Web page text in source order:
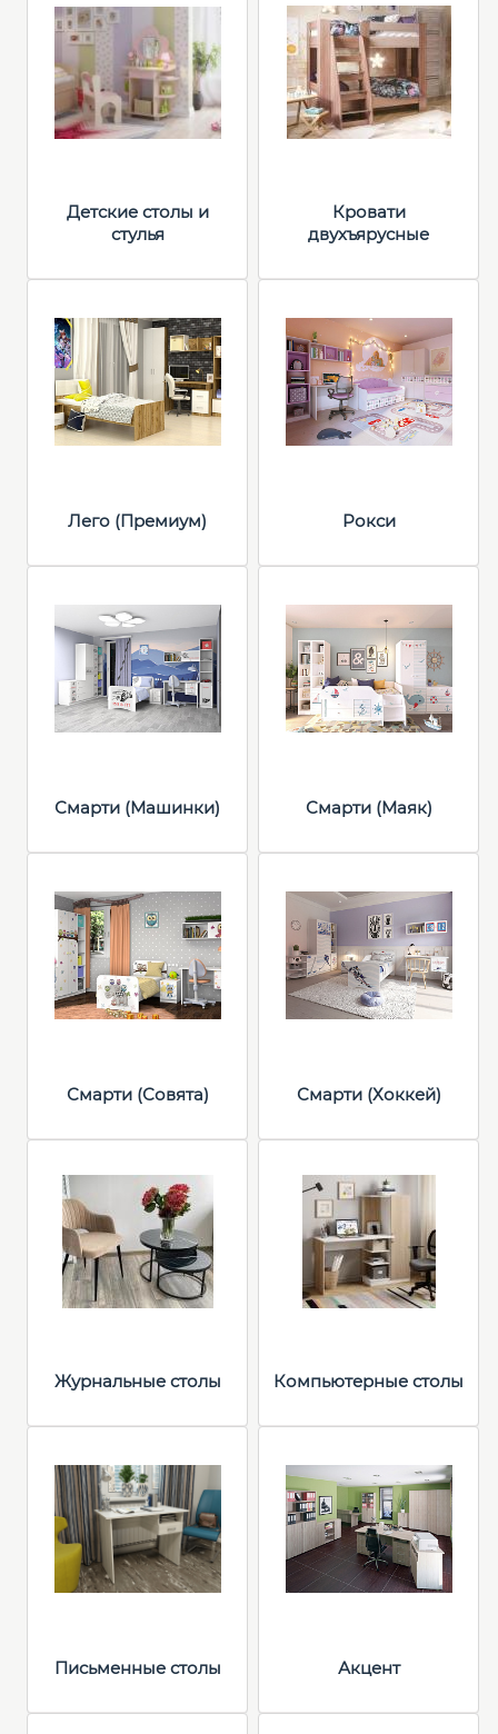
Детские столы и
стулья
Кровати
двухъярусные
Лего (Премиум) Рокси
Смарти (Машинки) Смарти (Маяк)
Смарти (Совята) Смарти (Хоккей)
Журнальные столы Компьютерные столы
Письменные столы Акцент